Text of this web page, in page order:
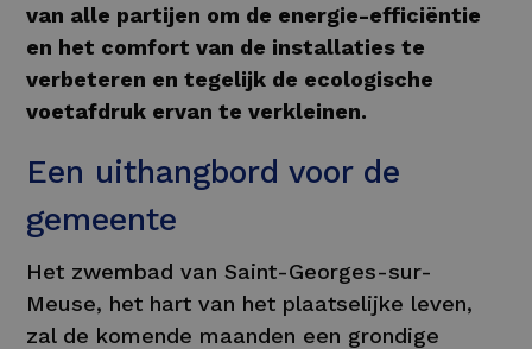
van alle partijen om de energie-efficiëntie
en het comfort van de installaties te
verbeteren en tegelijk de ecologische
voetafdruk ervan te verkleinen.
Een uithangbord voor de
gemeente
Het zwembad van Saint-Georges-sur-
Meuse, het hart van het plaatselijke leven,
zal de komende maanden een grondige